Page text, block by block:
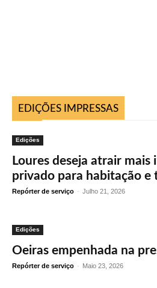
EDIÇÕES IMPRESSAS
Edições
Loures deseja atrair
privado para habitação e
Repórter de serviço - Julho 21, 2026
Edições
Oeiras empenhada na
Repórter de serviço - Maio 23, 2026